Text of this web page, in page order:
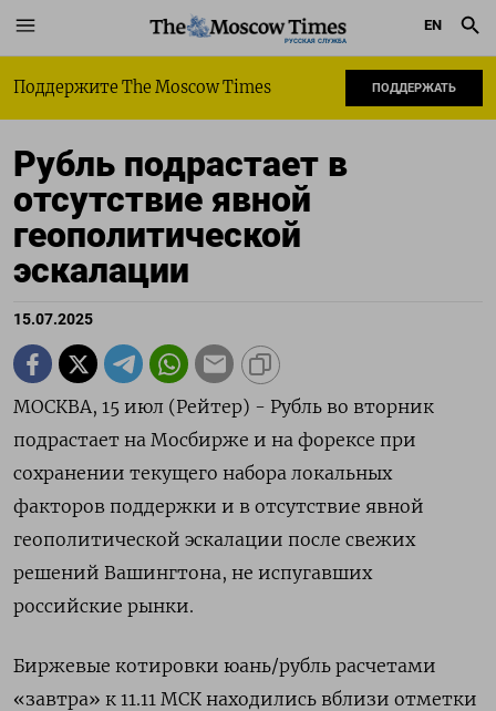
РУССКАЯ СЛУЖБА
EN
Поддержите The Moscow Times ПОДДЕРЖАТЬ
Рубль подрастает в
отсутствие явной
геополитической
эскалации
15.07.2025
МОСКВА, 15 июл (Рейтер) - Рубль во вторник
подрастает на Мосбирже и на форексе при
сохранении текущего набора локальных
факторов поддержки и в отсутствие явной
геополитической эскалации после свежих
решений Вашингтона, не испугавших
российские рынки.
Биржевые котировки юань/рубль расчетами
«завтра» к 11.11 МСК находились вблизи отметки